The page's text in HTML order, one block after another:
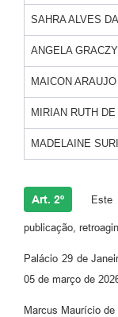
SAHRA ALVES
ANGELA
MAICON
MIRIAN RUTH
MADELAINE
Art. 2º Este
publicação,
Palácio 29 de
05 de março de
Marcus Maurício de